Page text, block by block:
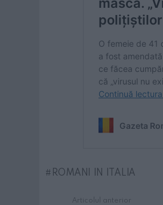
ROMANI IN ITALIA
Articolul anterior